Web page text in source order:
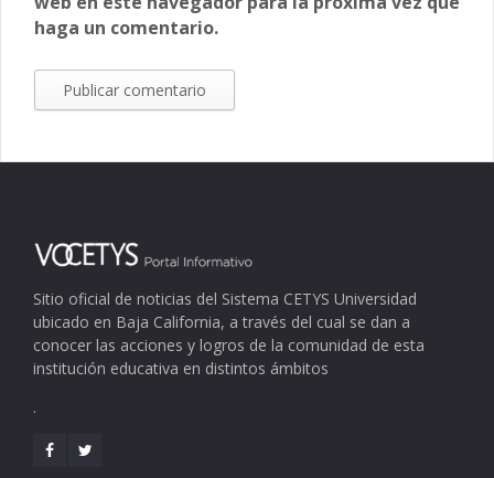
haga un comentario.
Sitio oficial de noticias del Sistema CETYS Universidad
ubicado en Baja California, a través del cual se dan a
conocer las acciones y logros de la comunidad de esta
institución educativa en distintos ámbitos
.